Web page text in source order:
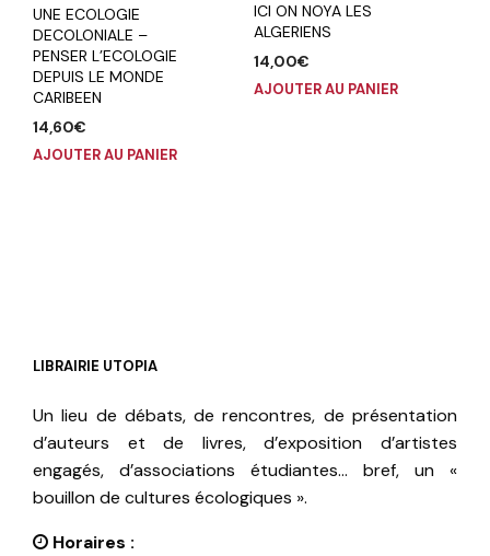
UNE ECOLOGIE
DECOLONIALE –
PENSER L’ECOLOGIE
DEPUIS LE MONDE
CARIBEEN
14,60€
AJOUTER AU PANIER
ICI ON NOYA LES
ALGERIENS
14,00€
AJOUTER AU PANIER
LIBRAIRIE UTOPIA
Un lieu de débats, de rencontres, de présentation
d’auteurs et de livres, d’exposition d’artistes
engagés, d’associations étudiantes… bref, un «
bouillon de cultures écologiques ».
Horaires :